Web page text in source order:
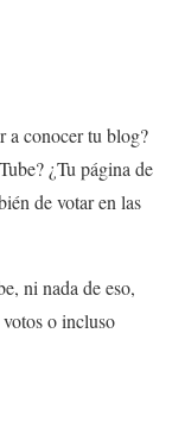
a conocer tu blog?
¿Tu página de
de votar en las
ni nada de eso,
o incluso